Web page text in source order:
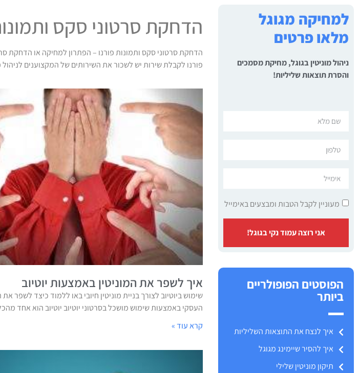
למחיקה מגוגל
מלאו פרטים
ניהול מוניטין בגוגל, מחיקת מסמכים
והסרת תוצאות שליליות!
מעוניין לקבל הטבות ומבצעים באימייל
אני רוצה עמוד נקי בגוגל!
הפוסטים הפופולריים
ביותר
איך לנצח את התוצאות השליליות
איך להסיר שיימינג מגוגל
תיקון מוניטין שלילי
הדחקת סרטוני סקס
הדחקת סרטוני סקס ותמונות פורנו – הפתרון למחיקה או הדחקת
פורנו לקבלת שירות יש לשכור את השירותים של המקצוענים לניהול
איך לשפר את המוניטין באמצעות יוטיוב
שימוש ביוטיוב לצורך בניית מוניטין חיובי באו ללמוד כיצד לשפר את
העסקי באמצעות שימוש מושכל בסרטוני יוטיוב יוטיוב הוא אחד
קרא עוד »